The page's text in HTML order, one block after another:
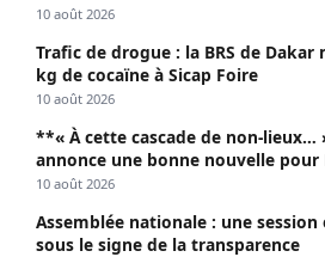
10 août 2026
Trafic de drogue : la BRS de
kg de cocaïne à Sicap Foire
10 août 2026
**« À cette cascade de non-
annonce une bonne nouvelle pour
Cie**
10 août 2026
Assemblée nationale : une
sous le signe de la transparence